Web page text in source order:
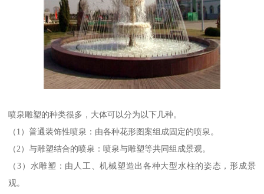
喷泉雕塑的种类很多，大体可以分为以下几种。
（1）普通装饰性喷泉：由各种花形图案组成固定的喷泉。
（2）与雕塑结合的喷泉：喷泉与雕塑等共同组成景观。
（3）水雕塑：由人工、机械塑造出各种大型水柱的姿态，形成景
观。